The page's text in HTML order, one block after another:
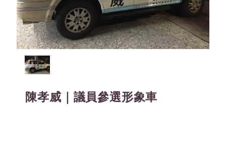
陳孝威｜議員參選形象車